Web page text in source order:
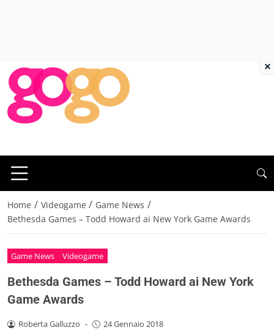
Home / Videogame / Game News /
Bethesda Games – Todd Howard ai New York Game Awards
Game News Videogame
Bethesda Games – Todd Howard ai New York
Game Awards
Roberta Galluzzo - 24 Gennaio 2018
×